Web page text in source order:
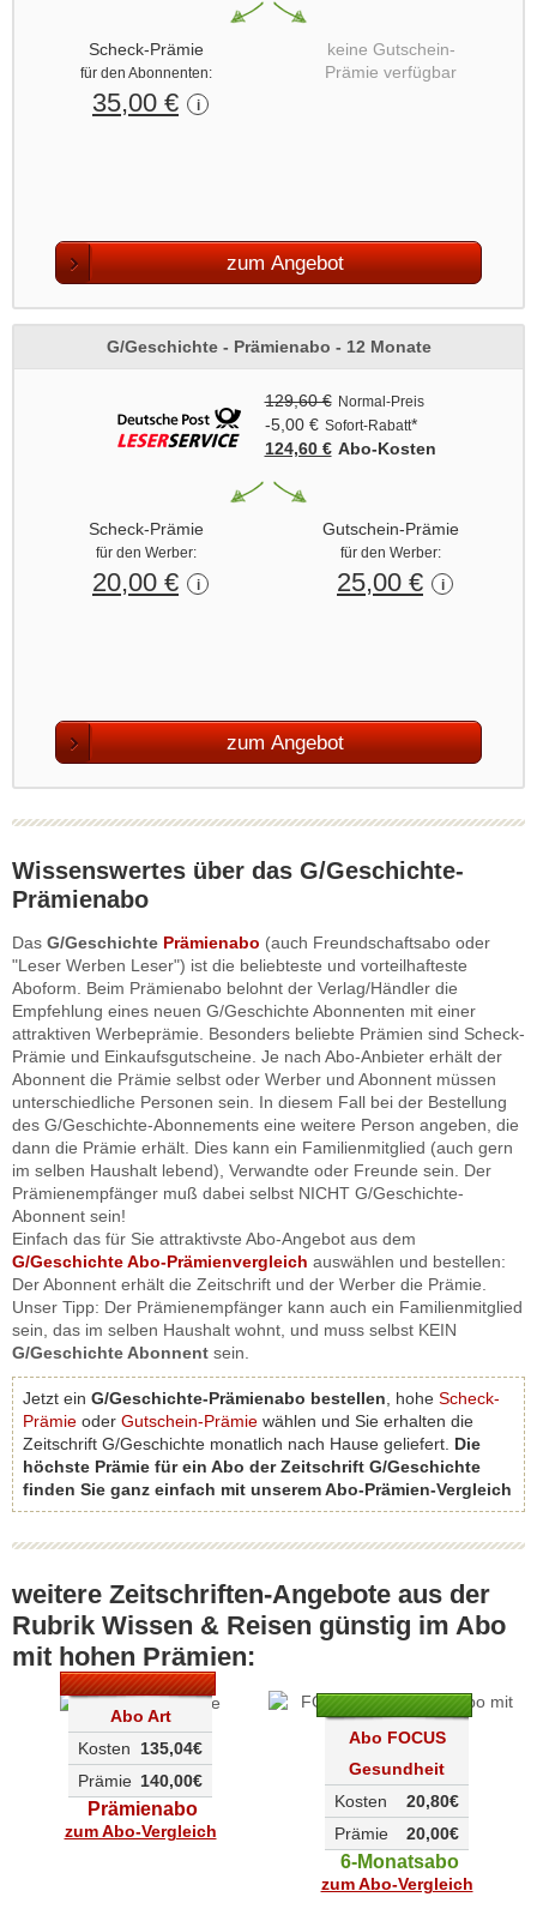
Scheck-Prämie
für den Abonnenten:
35,00 € i
keine Gutschein-
Prämie verfügbar
zum Angebot
G/Geschichte - Prämienabo - 12 Monate
129,60 € Normal-Preis
-5,00 € Sofort-Rabatt*
124,60 € Abo‑Kosten
Scheck-Prämie
für den Werber:
20,00 € i
Gutschein-Prämie
für den Werber:
25,00 € i
zum Angebot
Wissenswertes über das G/Geschichte-
Prämienabo
Das G/Geschichte Prämienabo (auch Freundschaftsabo oder
"Leser Werben Leser") ist die beliebteste und vorteilhafteste
Aboform. Beim Prämienabo belohnt der Verlag/Händler die
Empfehlung eines neuen G/Geschichte Abonnenten mit einer
attraktiven Werbeprämie. Besonders beliebte Prämien sind Scheck-
Prämie und Einkaufsgutscheine. Je nach Abo-Anbieter erhält der
Abonnent die Prämie selbst oder Werber und Abonnent müssen
unterschiedliche Personen sein. In diesem Fall bei der Bestellung
des G/Geschichte-Abonnements eine weitere Person angeben, die
dann die Prämie erhält. Dies kann ein Familienmitglied (auch gern
im selben Haushalt lebend), Verwandte oder Freunde sein. Der
Prämienempfänger muß dabei selbst NICHT G/Geschichte-
Abonnent sein!
Einfach das für Sie attraktivste Abo-Angebot aus dem
G/Geschichte Abo-Prämienvergleich auswählen und bestellen:
Der Abonnent erhält die Zeitschrift und der Werber die Prämie.
Unser Tipp: Der Prämienempfänger kann auch ein Familienmitglied
sein, das im selben Haushalt wohnt, und muss selbst KEIN
G/Geschichte Abonnent sein.
Jetzt ein G/Geschichte-Prämienabo bestellen , hohe Scheck-
Prämie oder Gutschein-Prämie wählen und Sie erhalten die
Zeitschrift G/Geschichte monatlich nach Hause geliefert. Die
höchste Prämie für ein Abo der Zeitschrift G/Geschichte
finden Sie ganz einfach mit unserem Abo-Prämien-Vergleich
weitere Zeitschriften-Angebote aus der
Rubrik Wissen & Reisen günstig im Abo
mit hohen Prämien:
Abo Art
135,04€
Kosten
140,00€
Prämie
Prämienabo
zum Abo-Vergleich
Abo FOCUS
Gesundheit
20,80€
Kosten
20,00€
Prämie
6-Monatsabo
zum Abo-Vergleich